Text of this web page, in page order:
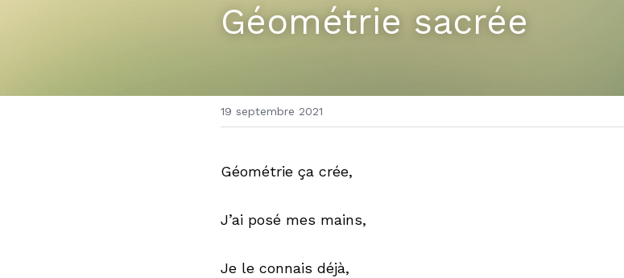
Géométrie sacrée
19 septembre 2021
Géométrie ça crée,
J’ai posé mes mains,
Je le connais déjà,